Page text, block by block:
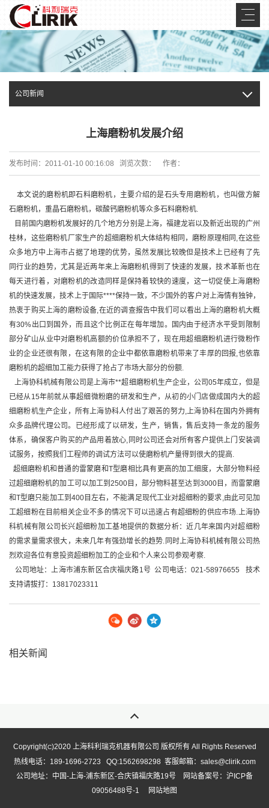
公司新闻
上海磨粉机发展介绍
发布时间：2011-01-10 00:16:08 浏览次数： 作者：
本文说的磨粉机即石料磨粉机，主要介绍的是石头专用磨粉机，也叫做方解
石磨粉机，重晶石磨粉机，碳酸钙磨粉机等众多石料磨粉机.
目前国内磨粉机发展好的几个地方分别是上海，福建龙岩以及新近出现的广州
桂林，这些磨粉机厂家生产的超细磨粉机大体结构相同，磨粉原理相同,在这些
众多地方中上海市占据了地理的优势，虽然发展比较晚但是技术上已经有了先
同行业的趋势，尤其是近两年来上海磨粉机得到了快速的发展，技术革新也在
每天进行着，对磨粉机的改造同样是保持着较快的速度，这一切促使上海磨粉
机的快速发展，技术上于国际****保持一致，不少国外的客户对上海情有独钟，
热衷于购买上海的磨粉设备,在近的调查报告中我们可以看出上海的磨粉机大概
有30%出口到国外，而且这个比例正在每年增加。国内由于经济水平受到限制
部分矿山从业中对磨粉机高额的价位承担不了，现在用超细磨粉机进行微粉作
业的企业还很有限，在这有限的企业中都依靠磨粉机带来了丰厚的回报,也依靠
磨粉机的超细加工能力获得了抢占了市场大部分的份额.
上海协科机械有限公司是上海市**超细磨粉机生产企业，公司05年成立，但是
已经从15年前就从事超细微粉磨的研发和生产，从初的小门店做成国内大的超
细磨粉机生产企业，所有上海协科人付出了艰苦的努力,上海协科在国内外拥有
众多品牌代理公司。已经形成了以研发，生产，销售，售后支持一条龙的服务
体系，确保客户购买的产品用着放心,同时公司还会对所有客户提供上门安装调
试服务，按照我们工程师的调试方法可以使磨粉机产量得到很大的提高.
超细磨粉机和普通的雷蒙磨和T型磨相比具有更高的加工细度，大部分物料经
过超细磨粉机的加工可以加工到2500目，部分物料甚至达到3000目，而雷蒙磨
和T型磨只能加工到400目左右，不能满足现代工业对超细粉的要求,由此可见加
工超细粉在目前相关企业不多的情况下可以迅速占有超细粉的供应市场.上海协
科机械有限公司长兴超细粉加工基地提供的数据分析：近几年来国内对超细粉
的需求量需求很大，未来几年有强劲增长的趋势.同时上海协科机械有限公司热
烈欢迎各位有意投资超细粉加工的企业和个人来公司参观考察.
公司地址：上海市浦东新区合庆福庆路1号 公司电话：021-58976655 技术
支持请拔打：13817023311
相关新闻
Copyright(C)2020 上海科利瑞克机器有限公司 版权所有 All Rights Reserved
热线电话：189-1696-2723 QQ:1562698298 客服邮箱：sales@clirik.com
公司地址：中国-上海-浦东新区-合庆镇福庆路19号 网站备案号： 沪ICP备
09056488号-1
网站地图